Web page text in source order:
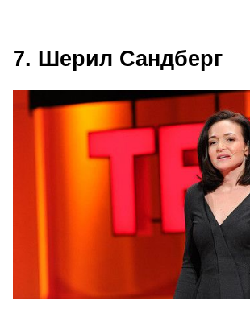
7. Шерил Сандберг